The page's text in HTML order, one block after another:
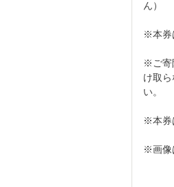
ん）
※本券
※ご寄
け取
い。
※本券
※画像